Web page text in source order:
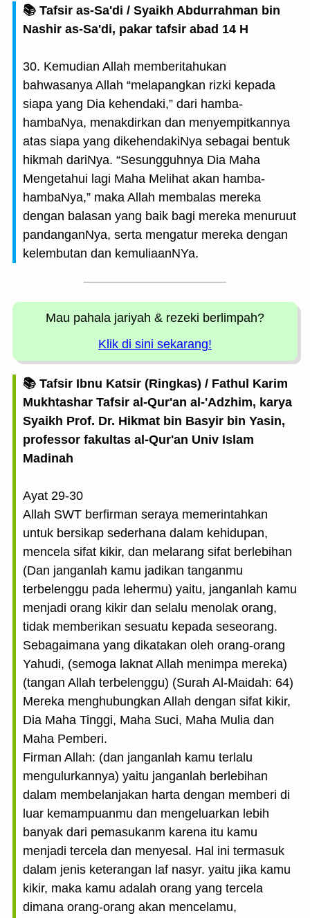
📚 Tafsir as-Sa'di / Syaikh Abdurrahman bin
Nashir as-Sa'di, pakar tafsir abad 14 H
30. Kemudian Allah memberitahukan
bahwasanya Allah “melapangkan rizki kepada
siapa yang Dia kehendaki,” dari hamba-
hambaNya, menakdirkan dan menyempitkannya
atas siapa yang dikehendakiNya sebagai bentuk
hikmah dariNya. “Sesungguhnya Dia Maha
Mengetahui lagi Maha Melihat akan hamba-
hambaNya,” maka Allah membalas mereka
dengan balasan yang baik bagi mereka menuruut
pandanganNya, serta mengatur mereka dengan
kelembutan dan kemuliaanNYa.
Mau pahala jariyah & rezeki berlimpah?
Klik di sini sekarang!
📚 Tafsir Ibnu Katsir (Ringkas) / Fathul Karim
Mukhtashar Tafsir al-Qur'an al-'Adzhim, karya
Syaikh Prof. Dr. Hikmat bin Basyir bin Yasin,
professor fakultas al-Qur'an Univ Islam
Madinah
Ayat 29-30
Allah SWT berfirman seraya memerintahkan
untuk bersikap sederhana dalam kehidupan,
mencela sifat kikir, dan melarang sifat berlebihan
(Dan janganlah kamu jadikan tanganmu
terbelenggu pada lehermu) yaitu, janganlah kamu
menjadi orang kikir dan selalu menolak orang,
tidak memberikan sesuatu kepada seseorang.
Sebagaimana yang dikatakan oleh orang-orang
Yahudi, (semoga laknat Allah menimpa mereka)
(tangan Allah terbelenggu) (Surah Al-Maidah: 64)
Mereka menghubungkan Allah dengan sifat kikir,
Dia Maha Tinggi, Maha Suci, Maha Mulia dan
Maha Pemberi.
Firman Allah: (dan janganlah kamu terlalu
mengulurkannya) yaitu janganlah berlebihan
dalam membelanjakan harta dengan memberi di
luar kemampuanmu dan mengeluarkan lebih
banyak dari pemasukanm karena itu kamu
menjadi tercela dan menyesal. Hal ini termasuk
dalam jenis keterangan laf nasyr. yaitu jika kamu
kikir, maka kamu adalah orang yang tercela
dimana orang-orang akan mencelamu,